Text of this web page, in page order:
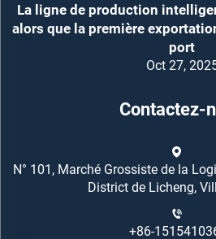
La ligne de production
alors que la première
port
Oct 27,
Contactez-
N° 101, Marché Grossiste de la
District de Licheng,
+86-